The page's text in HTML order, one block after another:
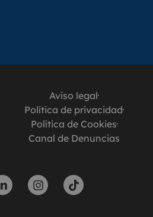
Aviso legal
Política de privacidad
Política de Cookies
Canal de Denuncias